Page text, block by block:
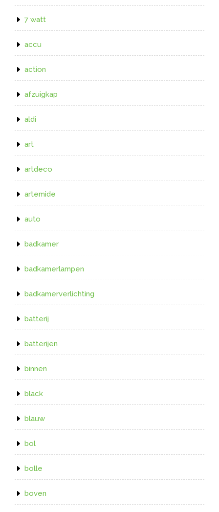
7 watt
accu
action
afzuigkap
aldi
art
artdeco
artemide
auto
badkamer
badkamerlampen
badkamerverlichting
batterij
batterijen
binnen
black
blauw
bol
bolle
boven